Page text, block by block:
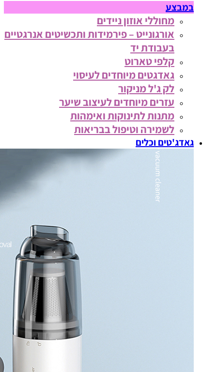
במבצע
מחוללי אוזון ניידים
אורגונייט – פירמידות ותכשיטים אנרגטיים
בעבודת יד
קלפי טארוט
גאדגטים מיוחדים לעיסוי
לק ג'ל מניקור
עזרים מיוחדים לעיצוב שיער
מתנות לתינוקות ואימהות
לשמירה וטיפול בבריאות
גאדג'טים וכלים